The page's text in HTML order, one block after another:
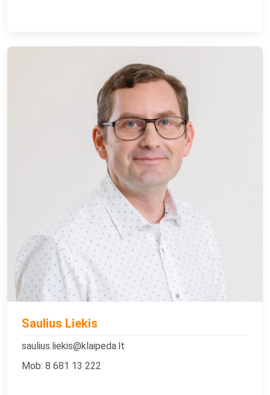
Saulius Liekis
saulius.liekis@klaipeda.lt
Mob: 8 681 13 222